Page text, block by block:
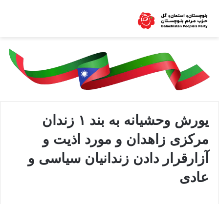
یورش وحشیانه به بند ۱ زندان
مرکزی زاهدان و مورد اذیت و
آزارقرار دادن زندانیان سیاسی و
عادی